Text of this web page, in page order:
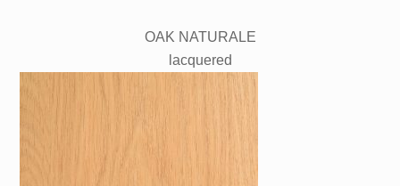
OAK NATURALE
lacquered